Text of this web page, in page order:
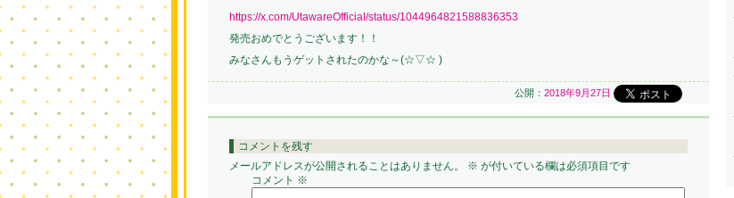
https://x.com/UtawareOfficial/status/1044964821588836353
発売おめでとうございます！！
みなさんもうゲットされたのかな～(☆▽☆ )
公開： 2018年9月27日
コメントを残す
メールアドレスが公開されることはありません。
※ が付いている欄は必須項目です
コメント ※